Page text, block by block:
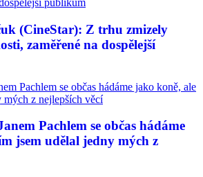
(CineStar): Z trhu zmizely
zaměřené na dospělejší
Pachlem se občas hádáme
jsem udělal jedny mých z